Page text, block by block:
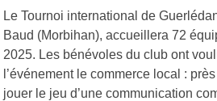
Le Tournoi international de
Baud (Morbihan), accueillera 72
2025. Les bénévoles du club ont
l’événement le commerce local :
jouer le jeu d’une communication